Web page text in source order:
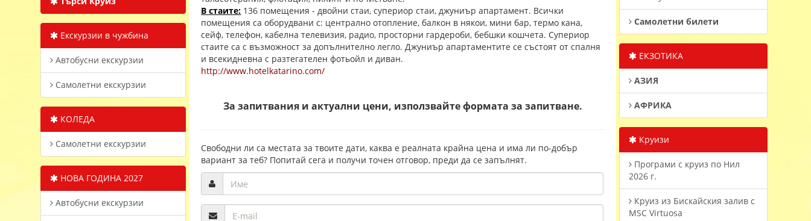
Екскурзии в чужбина
Автобусни екскурзии
Самолетни екскурзии
КОЛЕДА
Самолетни екскурзии
НОВА ГОДИНА 2027
Автобусни екскурзии
В стаите: 136 помещения - двойни стаи, супериор стаи, джуниър апартамент. Всички
помещения са оборудвани с: централно отопление, балкон в някои, мини бар, термо кана,
сейф, телефон, кабелна телевизия, радио, просторни гардероби, бебшки кошчета. Супериор
стаите са с възможност за допълнително легло. Джуниър апартаментите се състоят от спалня
и всекидневна с разтегателен фотьойл и диван.
http://www.hotelkatarino.com/
За запитвания и актуални цени, използвайте формата за запитване.
Свободни ли са местата за твоите дати, каква е реалната крайна цена и има ли по-добър
вариант за теб? Попитай сега и получи точен отговор, преди да се запълнят.
Самолетни билети
ЕКЗОТИКА
АЗИЯ
АФРИКА
Круизи
Програми с круиз по Нил
2026 г.
Круиз из Бискайския залив с
MSC Virtuosa